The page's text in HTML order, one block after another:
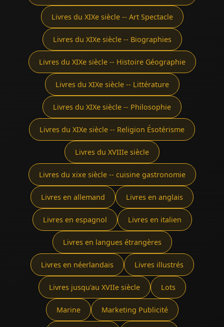
Livres du XIXe siècle -- Art Spectacle
Livres du XIXe siècle -- Biographies
Livres du XIXe siècle -- Histoire Géographie
Livres du XIXe siècle -- Littérature
Livres du XIXe siècle -- Philosophie
Livres du XIXe siècle -- Religion Ésotérisme
Livres du XVIIIe siècle
Livres du xixe siècle -- cuisine gastronomie
Livres en allemand Livres en anglais
Livres en espagnol Livres en italien
Livres en langues étrangères
Livres en néerlandais Livres illustrés
Livres jusqu'au XVIIe siècle Lots
Marine Marketing Publicité